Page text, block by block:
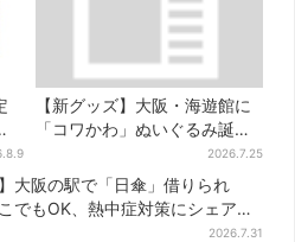
【新グッズ】大阪・海遊館に
「コワかわ」ぬいぐるみ誕
生…オスとメスどこが違う？
飼育員監修でリアルに再現
2026.7.25
】大阪の駅で「日傘」借りられ
でもOK、熱中症対策にシェアサ
2026.7.31